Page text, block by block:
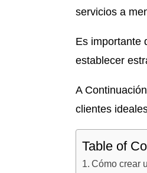
servicios a
Es importante
establecer
A
clientes
Table of
Cómo crear